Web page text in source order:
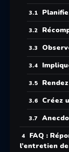
Créez
FAQ :
l’entretien